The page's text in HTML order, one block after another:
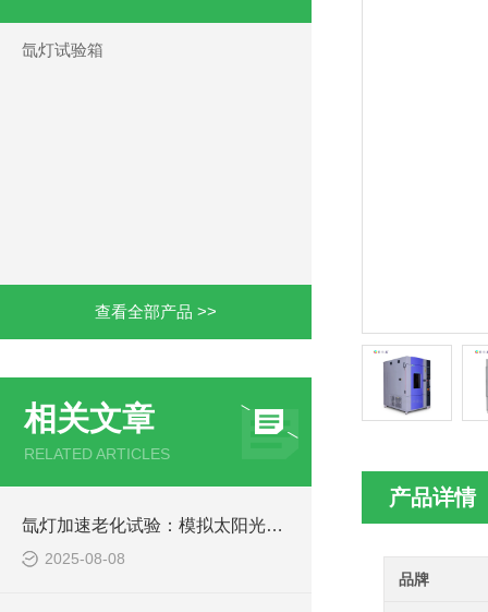
氙灯试验箱
查看全部产品 >>
相关文章
RELATED ARTICLES
氙灯加速老化试验：模拟太阳光下产品寿命评估的技术规范与应用
2025-08-08
产品详情
品牌